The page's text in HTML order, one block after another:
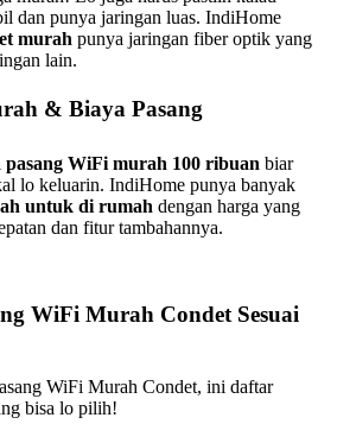
dan punya jaringan luas. IndiHome
murah punya jaringan fiber optik yang
lain.
& Biaya Pasang
pasang WiFi murah 100 ribuan biar
lo keluarin. IndiHome punya banyak
untuk di rumah dengan harga yang
dan fitur tambahannya.
WiFi Murah Condet Sesuai
WiFi Murah Condet, ini daftar
bisa lo pilih!